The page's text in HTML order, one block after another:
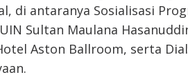
di antaranya Sosialisasi
Sultan Maulana
Aston Ballroom, serta